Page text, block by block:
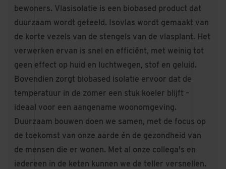
bewoners. Vlasisolatie is een biobased product dat
duurzaam wordt geteeld. Isovlas wordt gemaakt van
de korte vezels van de stengels van de vlasplant. Het
verwerken ervan is snel en efficiënt, met weinig tot
geen effect op huid en luchtwegen, stof en geluid.
Bovendien zorgt biobased isolatie ervoor dat de
temperatuur in de zomer een stuk koeler blijft –
ideaal voor een aangename woonomgeving.
Duurzaam bouwen doen we samen, met de focus op
de toekomst van onze aarde én de gezondheid van
de mensen die er wonen. Met al onze collega's en
iedereen in de keten kunnen we de teller versnellen.